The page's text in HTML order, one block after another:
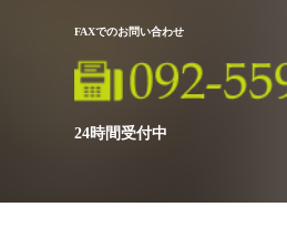
FAXでのお問い合わせ
24時間受付中